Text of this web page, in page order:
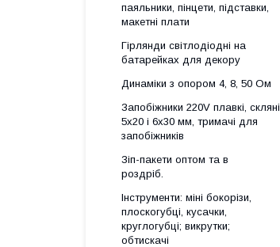
паяльники, пінцети, підставки,
макетні плати
Гірлянди світлодіодні на
батарейках для декору
Динаміки з опором 4, 8, 50 Ом
Запобіжники 220V плавкі, скляні
5x20 і 6х30 мм, тримачі для
запобіжників
Зіп-пакети оптом та в
роздріб.
Інструменти: міні бокорізи,
плоскогубці, кусачки,
круглогубці; викрутки;
обтискачі